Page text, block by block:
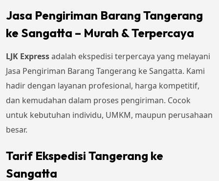
Jasa Pengiriman Barang Tangerang
ke Sangatta – Murah & Terpercaya
LJK Expressadalah ekspedisi terpercaya yang melayani
Jasa Pengiriman Barang Tangerang ke Sangatta. Kami
hadir dengan layanan profesional, harga kompetitif,
dan kemudahan dalam proses pengiriman. Cocok
untuk kebutuhan individu, UMKM, maupun perusahaan
besar.
Tarif Ekspedisi Tangerang ke
Sangatta